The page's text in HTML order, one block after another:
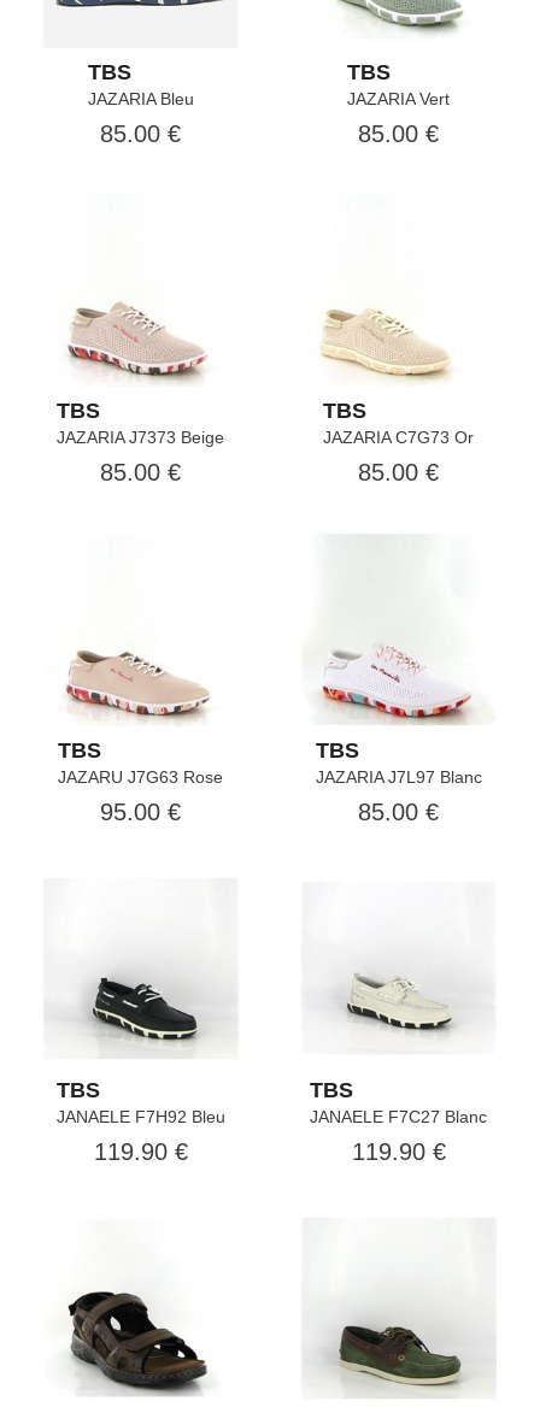
TBS
JAZARIA Bleu
85.00 €
TBS
JAZARIA Vert
85.00 €
TBS
JAZARIA J7373 Beige
85.00 €
TBS
JAZARIA C7G73 Or
85.00 €
TBS
JAZARU J7G63 Rose
95.00 €
TBS
JAZARIA J7L97 Blanc
85.00 €
TBS
JANAELE F7H92 Bleu
119.90 €
TBS
JANAELE F7C27 Blanc
119.90 €